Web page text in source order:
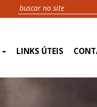
LINKS ÚTEIS